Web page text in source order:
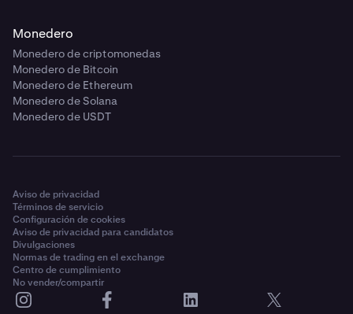
Monedero
Monedero de criptomonedas
Monedero de Bitcoin
Monedero de Ethereum
Monedero de Solana
Monedero de USDT
Aviso de privacidad
Términos de servicio
Configuración de cookies
Aviso de privacidad para candidatos
Divulgaciones
Normas de trading en el exchange
Centro de cumplimiento
No vender/compartir